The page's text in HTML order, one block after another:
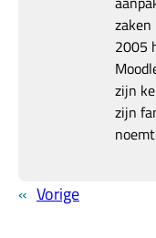
2005
zijn
zijn
« Vorige